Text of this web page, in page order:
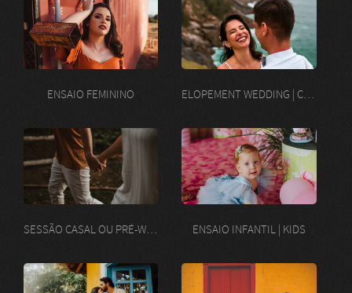
ENSAIO FEMININO ELOPEMENT WEDDING | CASAMENTO A DOIS
SESSÃO CASAL OU PRÉ-WEDDING ENSAIO INFANTIL | KIDS